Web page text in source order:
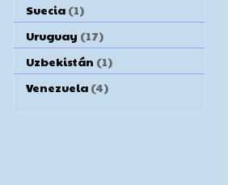
Suecia (1)
Uruguay (17)
Uzbekistán (1)
Venezuela (4)